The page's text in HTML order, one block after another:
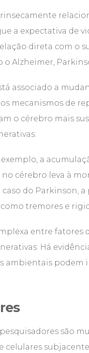
a expectativa de
direta com o
Alzheimer,
associado a
mecanismos de
o cérebro mais
a
cérebro leva à
do Parkinson,
tremores e
entre fatores
Há
ambientais podem
são